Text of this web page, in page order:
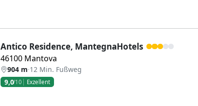
Antico Residence, MantegnaHotels
46100 Mantova
904 m·12 Min. Fußweg
9,0/10 Exzellent